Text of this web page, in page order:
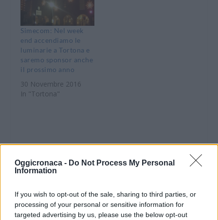
Oggicronaca - Do Not Process My Personal
Information
If you wish to opt-out of the sale, sharing to third parties, or
processing of your personal or sensitive information for
targeted advertising by us, please use the below opt-out
Simecom: Nel week
end accendiamo le
luminarie a Tortona e
saremo sponsor anche
il prossimo anno
30 Novembre 2016
In "Tortona"
CONDIVIDERE:
VALUTARE: